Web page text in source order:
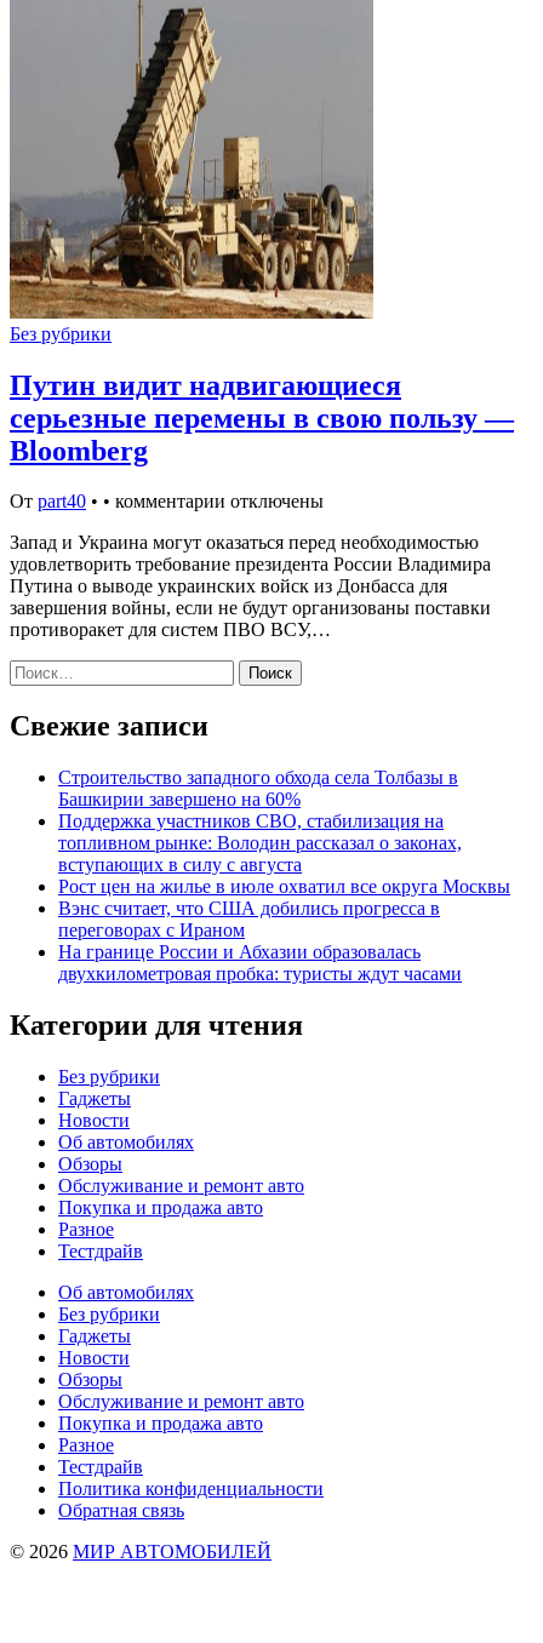
Без рубрики
Путин видит надвигающиеся
серьезные перемены в свою пользу —
Bloomberg
От part40 • • комментарии отключены
Запад и Украина могут оказаться перед необходимостью
удовлетворить требование президента России Владимира
Путина о выводе украинских войск из Донбасса для
завершения войны, если не будут организованы поставки
противоракет для систем ПВО ВСУ,…
Найти:
Свежие записи
Строительство западного обхода села Толбазы в
Башкирии завершено на 60%
Поддержка участников СВО, стабилизация на
топливном рынке: Володин рассказал о законах,
вступающих в силу с августа
Рост цен на жилье в июле охватил все округа Москвы
Вэнс считает, что США добились прогресса в
переговорах с Ираном
На границе России и Абхазии образовалась
двухкилометровая пробка: туристы ждут часами
Категории для чтения
Без рубрики
Гаджеты
Новости
Об автомобилях
Обзоры
Обслуживание и ремонт авто
Покупка и продажа авто
Разное
Тестдрайв
Об автомобилях
Без рубрики
Гаджеты
Новости
Обзоры
Обслуживание и ремонт авто
Покупка и продажа авто
Разное
Тестдрайв
Политика конфиденциальности
Обратная связь
© 2026 МИР АВТОМОБИЛЕЙ